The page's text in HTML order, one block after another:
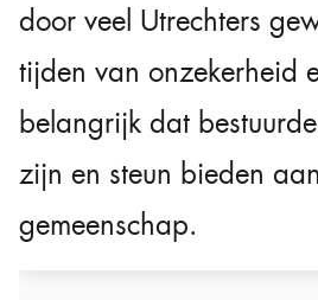
door veel Utrechters
tijden van onzekerheid
belangrijk dat
zijn en steun bieden
gemeenschap.